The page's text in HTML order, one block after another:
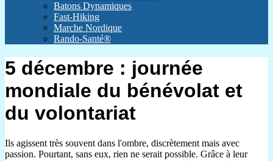
Batons Dynamiques
Fast-Hiking
Marche Nordique
Rando-Santé®
5 décembre : journée
mondiale du bénévolat et
du volontariat
Ils agissent très souvent dans l'ombre, discrètement mais avec
passion. Pourtant, sans eux, rien ne serait possible. Grâce à leur